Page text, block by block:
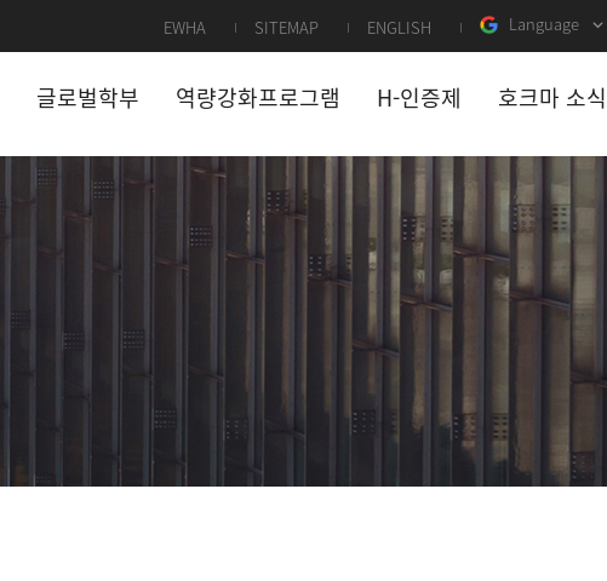
EWHA SITEMAP ENGLISH Language
글로벌학부 역량강화프로그램 H-인증제 호크마 소식